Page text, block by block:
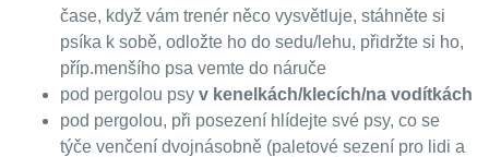
čase, když vám trenér něco vysvětluje, stáhněte si
psíka k sobě, odložte ho do sedu/lehu, přidržte si ho,
příp.menšího psa vemte do náruče
pod pergolou psy v kenelkách/klecích/na vodítkách
pod pergolou, při posezení hlídejte své psy, co se
týče venčení dvojnásobně (paletové sezení pro lidi a